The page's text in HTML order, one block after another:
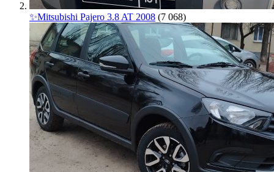
✨Mitsubishi Pajero 3.8 AT 2008 (7 068)